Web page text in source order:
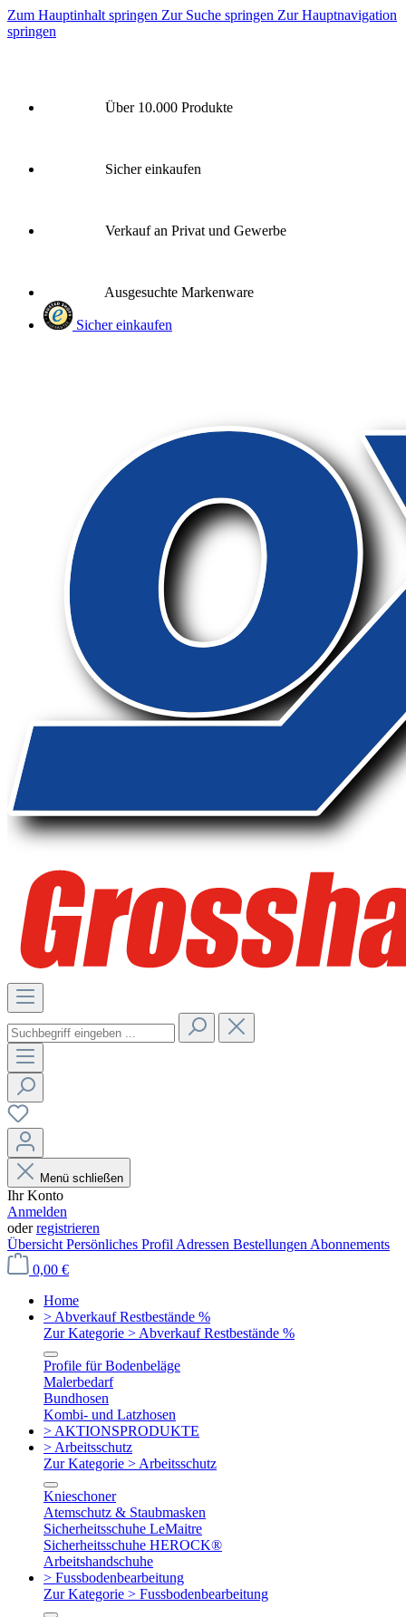
Zum Hauptinhalt springen Zur Suche springen Zur Hauptnavigation
springen
Über 10.000 Produkte
Sicher einkaufen
Verkauf an Privat und Gewerbe
Ausgesuchte Markenware
Sicher einkaufen
Menü schließen
Ihr Konto
Anmelden
oderregistrieren
Übersicht Persönliches Profil Adressen Bestellungen Abonnements
0,00 €
Home
> Abverkauf Restbestände %
Zur Kategorie > Abverkauf Restbestände %
Profile für Bodenbeläge
Malerbedarf
Bundhosen
Kombi- und Latzhosen
> AKTIONSPRODUKTE
> Arbeitsschutz
Zur Kategorie > Arbeitsschutz
Knieschoner
Atemschutz & Staubmasken
Sicherheitsschuhe LeMaitre
Sicherheitsschuhe HEROCK®
Arbeitshandschuhe
> Fussbodenbearbeitung
Zur Kategorie > Fussbodenbearbeitung